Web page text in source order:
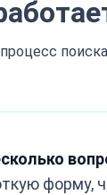
форму,